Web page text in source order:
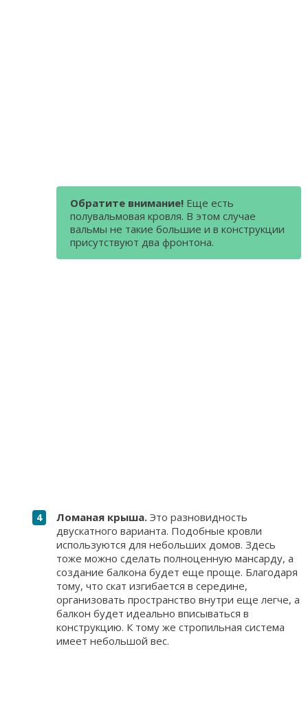
Обратите внимание! Еще есть
полувальмовая кровля. В этом случае
вальмы не такие большие и в конструкции
присутствуют два фронтона.
Ломаная крыша. Это разновидность
двускатного варианта. Подобные кровли
используются для небольших домов. Здесь
тоже можно сделать полноценную мансарду, а
создание балкона будет еще проще. Благодаря
тому, что скат изгибается в середине,
организовать пространство внутри еще легче, а
балкон будет идеально вписываться в
конструкцию. К тому же стропильная система
имеет небольшой вес.